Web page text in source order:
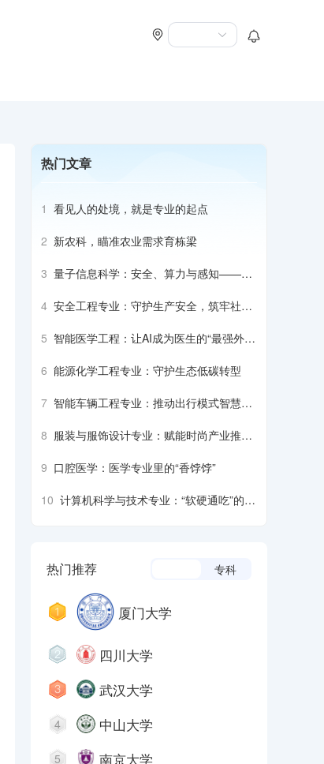
热门文章
1 看见人的处境，就是专业的起点
2 新农科，瞄准农业需求育栋梁
3 量子信息科学：安全、算力与感知——它
4 安全工程专业：守护生产安全，筑牢社会
5 智能医学工程：让AI成为医生的“最强外
6 能源化学工程专业：守护生态低碳转型
7 智能车辆工程专业：推动出行模式智慧革
8 服装与服饰设计专业：赋能时尚产业推动
9 口腔医学：医学专业里的“香饽饽”
10 计算机科学与技术专业：“软硬通吃”的核
热门推荐 专科
厦门大学
四川大学
武汉大学
4 中山大学
5 南京大学